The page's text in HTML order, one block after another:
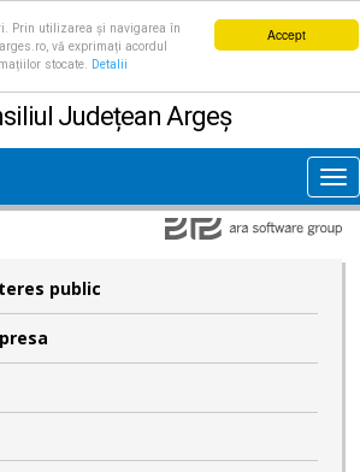
Accept
Prin utilizarea și navigarea în
vă exprimați acordul
stocate.
Detalii
Județean Argeș
public